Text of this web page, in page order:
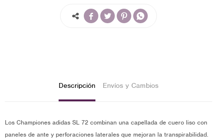
   
Descripción Envíos y Cambios
Los Championes adidas SL 72 combinan una capellada de cuero liso con
paneles de ante y perforaciones laterales que mejoran la transpirabilidad.